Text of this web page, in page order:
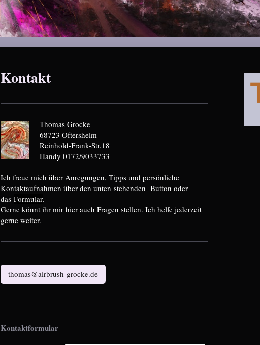
Kontakt
Thomas Grocke
68723 Oftersheim
Reinhold-Frank-Str.18
Handy 0172/9033733
Ich freue mich über Anregungen, Tipps und persönliche
Kontaktaufnahmen über den unten stehenden Button oder
dasFormular.
Gerne könnt ihr mir hier auch Fragen stellen. Ich helfe jederzeit
gerne weiter.
thomas@airbrush-grocke.de
Kontaktformular